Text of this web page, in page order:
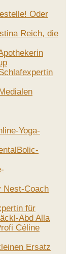
Oder
Reich, die
Yoga-
Nest-Coach
für
Abd Alla
Céline
Ersatz